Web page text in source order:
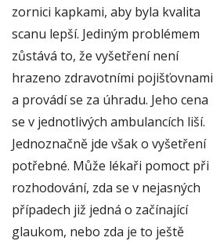
zornici kapkami, aby byla kvalita
scanu lepší. Jediným problémem
zůstává to, že vyšetření není
hrazeno zdravotními pojišťovnami
a provádí se za úhradu. Jeho cena
se v jednotlivých ambulancích liší.
Jednoznačně jde však o vyšetření
potřebné. Může lékaři pomoct při
rozhodování, zda se v nejasných
případech již jedná o začínající
glaukom, nebo zda je to ještě